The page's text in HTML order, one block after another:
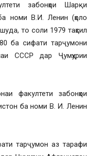
забонҳои Шарқи
номи В.И. Ленин (ҳоло
то соли 1979 таҳсил
ба сифати тарҷумони
СССР дар Ҷумҳурии
факултети забонҳои
ба номи В. И. Ленин
тарҷумон аз тарафи